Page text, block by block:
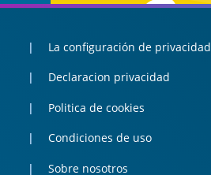
La configuración de privacidad
Declaracion privacidad
Politica de cookies
Condiciones de uso
Sobre nosotros